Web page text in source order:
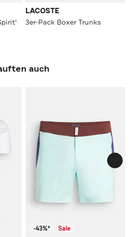
LACOSTE
3er-Pack Boxer Trunks
auch
-43%* Sale